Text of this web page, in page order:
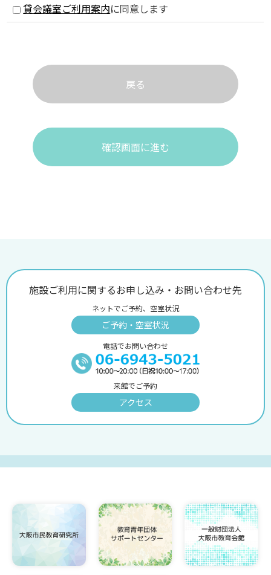
貸会議室ご利用案内に同意します
戻る
確認画面に進む
施設ご利用に関するお申し込み・お問い合わせ先
ネットでご予約、空室状況
ご予約・空室状況
電話でお問い合わせ
来館でご予約
アクセス